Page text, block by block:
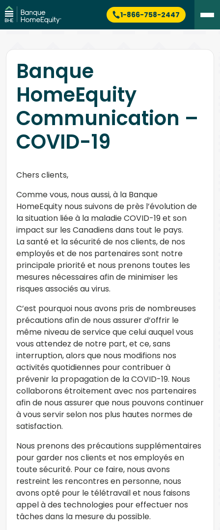
1-866-758-2447
Banque
HomeEquity
Communication –
COVID-19
Chers clients,
Comme vous, nous aussi, à la Banque
HomeEquity nous suivons de près l’évolution de
la situation liée à la maladie COVID-19 et son
impact sur les Canadiens dans tout le pays.
La santé et la sécurité de nos clients, de nos
employés et de nos partenaires sont notre
principale priorité et nous prenons toutes les
mesures nécessaires afin de minimiser les
risques associés au virus.
C’est pourquoi nous avons pris de nombreuses
précautions afin de nous assurer d’offrir le
même niveau de service que celui auquel vous
vous attendez de notre part, et ce, sans
interruption, alors que nous modifions nos
activités quotidiennes pour contribuer à
prévenir la propagation de la COVID-19. Nous
collaborons étroitement avec nos partenaires
afin de nous assurer que nous pouvons continuer
à vous servir selon nos plus hautes normes de
satisfaction.
Nous prenons des précautions supplémentaires
pour garder nos clients et nos employés en
toute sécurité. Pour ce faire, nous avons
restreint les rencontres en personne, nous
avons opté pour le télétravail et nous faisons
appel à des technologies pour effectuer nos
tâches dans la mesure du possible.